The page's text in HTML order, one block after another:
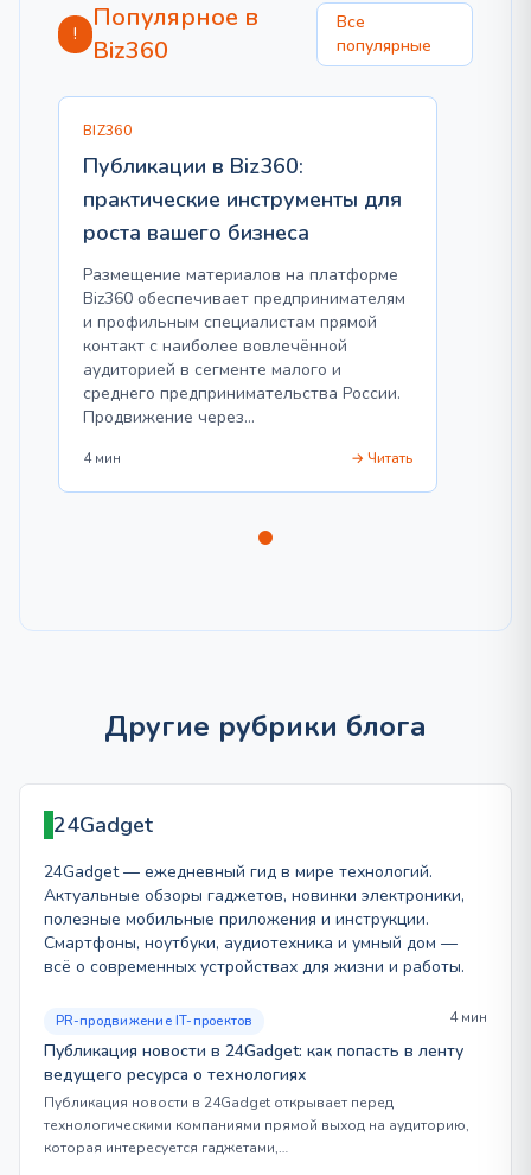
!
Популярное в
Biz360
Все
популярные
BIZ360
Публикации в Biz360:
практические инструменты для
роста вашего бизнеса
Размещение материалов на платформе
Biz360 обеспечивает предпринимателям
и профильным специалистам прямой
контакт с наиболее вовлечённой
аудиторией в сегменте малого и
среднего предпринимательства России.
Продвижение через…
4 мин → Читать
Другие рубрики блога
24Gadget
24Gadget — ежедневный гид в мире технологий.
Актуальные обзоры гаджетов, новинки электроники,
полезные мобильные приложения и инструкции.
Смартфоны, ноутбуки, аудиотехника и умный дом —
всё о современных устройствах для жизни и работы.
PR-продвижение IT-проектов 4 мин
Публикация новости в 24Gadget: как попасть в ленту
ведущего ресурса о технологиях
Публикация новости в 24Gadget открывает перед
технологическими компаниями прямой выход на аудиторию,
которая интересуется гаджетами,…